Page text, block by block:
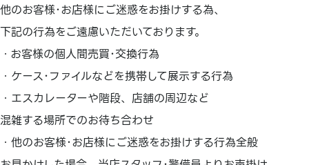
他のお客様･お店様にご迷惑をお掛けする為、
下記の行為をご遠慮いただいております。
・お客様の個人間売買･交換行為
・ケース･ファイルなどを携帯して展示する行為
・エスカレーターや階段、店舗の周辺など
混雑する場所でのお待ち合わせ
・他のお客様･お店様にご迷惑をお掛けする行為全般